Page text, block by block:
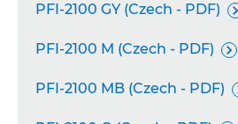
PFI-2100 GY (Czech - PDF) 
PFI-2100 M (Czech - PDF) 
PFI-2100 MB (Czech - PDF)